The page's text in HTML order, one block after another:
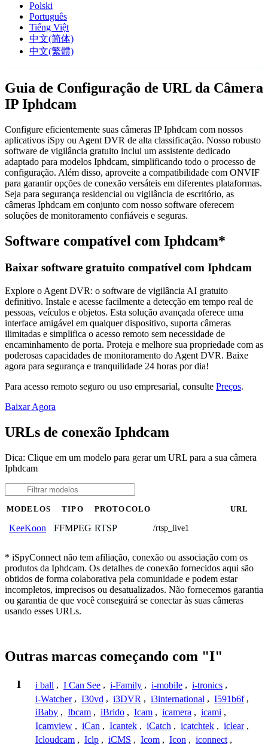
Polski
Português
Tiếng Việt
中文(简体)
中文(繁體)
Guia de Configuração de URL da Câmera
IP Iphdcam
Configure eficientemente suas câmeras IP Iphdcam com nossos
aplicativos iSpy ou Agent DVR de alta classificação. Nosso robusto
software de vigilância gratuito inclui um assistente dedicado
adaptado para modelos Iphdcam, simplificando todo o processo de
configuração. Além disso, aproveite a compatibilidade com ONVIF
para garantir opções de conexão versáteis em diferentes plataformas.
Seja para segurança residencial ou vigilância de escritório, as
câmeras Iphdcam em conjunto com nosso software oferecem
soluções de monitoramento confiáveis e seguras.
Software compatível com Iphdcam*
Baixar software gratuito compatível com Iphdcam
Explore o Agent DVR: o software de vigilância AI gratuito
definitivo. Instale e acesse facilmente a detecção em tempo real de
pessoas, veículos e objetos. Esta solução avançada oferece uma
interface amigável em qualquer dispositivo, suporta câmeras
ilimitadas e simplifica o acesso remoto sem necessidade de
encaminhamento de porta. Proteja e melhore sua propriedade com as
poderosas capacidades de monitoramento do Agent DVR. Baixe
agora para segurança e tranquilidade 24 horas por dia!
Para acesso remoto seguro ou uso empresarial, consulte Preços.
Baixar Agora
URLs de conexão Iphdcam
Dica: Clique em um modelo para gerar um URL para a sua câmera
Iphdcam
MODELOS TIPO PROTOCOLO URL
KeeKoon FFMPEG RTSP /rtsp_live1
* iSpyConnect não tem afiliação, conexão ou associação com os
produtos da Iphdcam. Os detalhes de conexão fornecidos aqui são
obtidos de forma colaborativa pela comunidade e podem estar
incompletos, imprecisos ou desatualizados. Não fornecemos garantia
ou garantia de que você conseguirá se conectar às suas câmeras
usando esses URLs.
Outras marcas começando com "I"
I i ball , I Can See , i-Family , i-mobile , i-tronics ,
i-Watcher , I30vd , i3DVR , i3international , I591b6f ,
iBaby , Ibcam , iBrido , Icam , icamera , icami ,
Icamview , iCan , Icantek , iCatch , icatchtek , iclear ,
Icloudcam , Iclp , iCMS , Icom , Icon , iconnect ,